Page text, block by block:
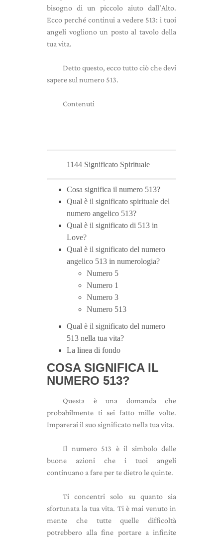
bisogno di un piccolo aiuto dall'Alto.
Ecco perché continui a vedere 513: i tuoi
angeli vogliono un posto al tavolo della
tua vita.
Detto questo, ecco tutto ciò che devi
sapere sul numero 513.
Contenuti
1144 Significato Spirituale
Cosa significa il numero 513?
Qual è il significato spirituale del
numero angelico 513?
Qual è il significato di 513 in
Love?
Qual è il significato del numero
angelico 513 in numerologia?
Numero 5
Numero 1
Numero 3
Numero 513
Qual è il significato del numero
513 nella tua vita?
La linea di fondo
COSA SIGNIFICA IL
NUMERO 513?
Questa è una domanda che
probabilmente ti sei fatto mille volte.
Imparerai il suo significato nella tua vita.
Il numero 513 è il simbolo delle
buone azioni che i tuoi angeli
continuano a fare per te dietro le quinte.
Ti concentri solo su quanto sia
sfortunata la tua vita. Ti è mai venuto in
mente che tutte quelle difficoltà
potrebbero alla fine portare a infinite